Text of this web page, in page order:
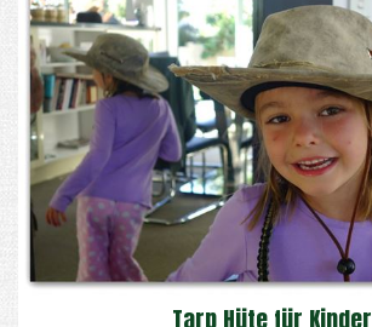
Tarp Hüte für Kinder